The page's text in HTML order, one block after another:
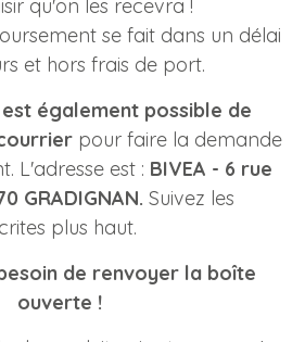
qu'on les recevra !
se fait dans un délai
et hors frais de port.
également possible de
pour faire la demande
L'adresse est : BIVEA - 6 rue
GRADIGNAN. Suivez les
plus haut.
de renvoyer la boîte
ouverte !